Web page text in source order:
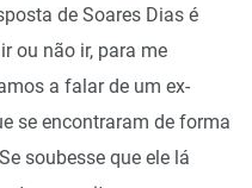
de Soares Dias é
ou não ir, para me
a falar de um ex-
se encontraram de forma
soubesse que ele lá